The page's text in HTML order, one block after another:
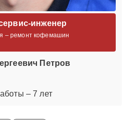
инженер
– ремонт кофемашин
Петров
– 7 лет